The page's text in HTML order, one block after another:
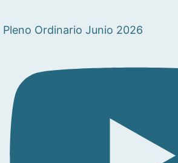
Pleno Ordinario Junio 2026